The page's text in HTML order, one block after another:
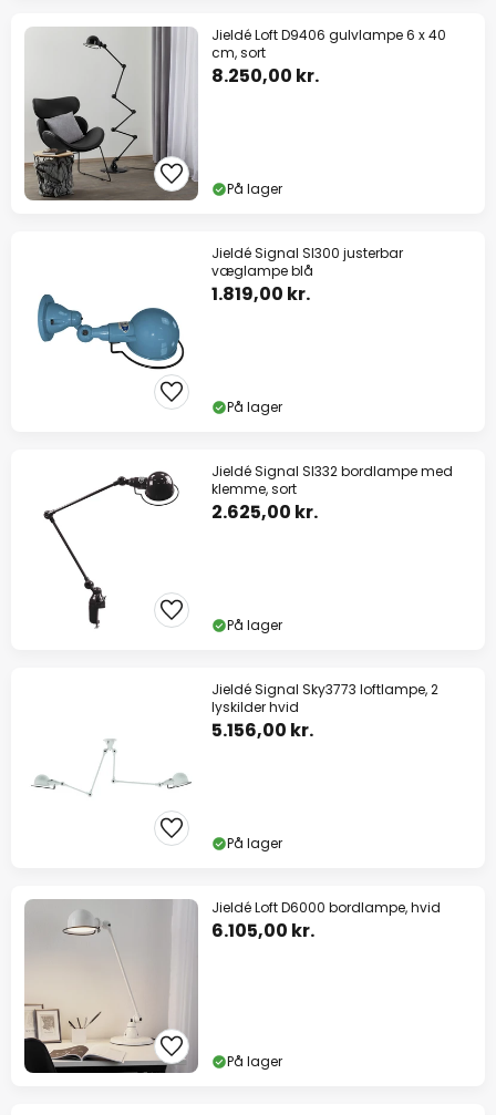
Jieldé Loft D9406 gulvlampe 6 x 40
cm, sort
8.250,00 kr.
På lager
Jieldé Signal SI300 justerbar
væglampe blå
1.819,00 kr.
På lager
Jieldé Signal SI332 bordlampe med
klemme, sort
2.625,00 kr.
På lager
Jieldé Signal Sky3773 loftlampe, 2
lyskilder hvid
5.156,00 kr.
På lager
Jieldé Loft D6000 bordlampe, hvid
6.105,00 kr.
På lager